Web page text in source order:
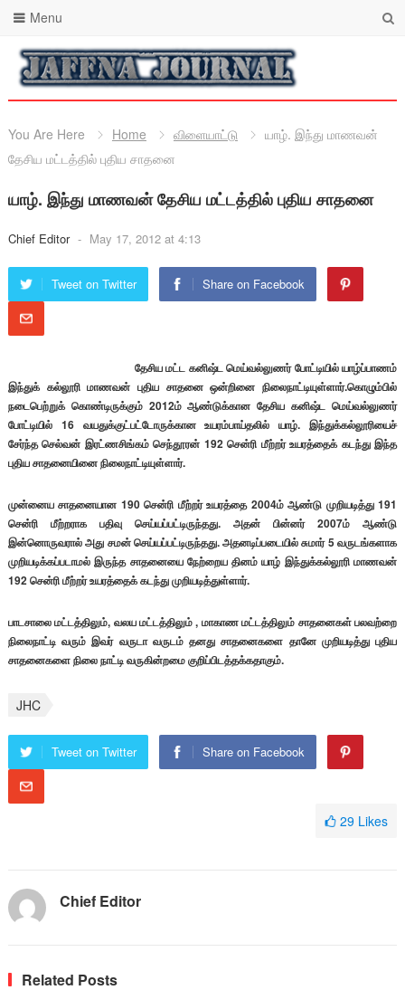
Menu
You Are Here Home விளையாட்டு
யாழ். இந்து மாணவன்
தேசிய மட்டத்தில் புதிய சாதனை
யாழ். இந்து மாணவன் தேசிய மட்டத்தில் புதிய சாதனை
Chief Editor - May 17, 2012 at 4:13
Tweet on Twitter Share on Facebook
தேசிய மட்ட கனிஷ்ட மெய்வல்லுணர் போட்டியில் யாழ்ப்பாணம்
இந்துக் கல்லூரி மாணவன் புதிய சாதனை ஒன்றினை நிலைநாட்டியுள்ளார்.கொழும்பில்
நடைபெற்றுக் கொண்டிருக்கும் 2012ம் ஆண்டுக்கான தேசிய கனிஷ்ட மெய்வல்லுணர்
போட்டியில் 16 வயதுக்குட்பட்டோருக்கான உயரம்பாய்தலில் யாழ். இந்துக்கல்லூரியைச்
சேர்ந்த செல்வன் இரட்ணசிங்கம் செந்தூரன் 192 சென்ரி மீற்றர் உயரத்தைக் கடந்து இந்த
புதிய சாதனையினை நிலைநாட்டியுள்ளார்.
முன்னைய சாதனையான 190 சென்ரி மீற்றர் உயரத்தை 2004ம் ஆண்டு முறியடித்து 191
சென்ரி மீற்றராக பதிவு செய்யப்பட்டிருந்தது. அதன் பின்னர் 2007ம் ஆண்டு
இன்னொருவரால் அது சமன் செய்யப்பட்டிருந்தது. அதனடிப்படையில் சுமார் 5 வருடங்களாக
முறியடிக்கப்படாமல் இருந்த சாதனையை நேற்றைய தினம் யாழ் இந்துக்கல்லூரி மாணவன்
192 சென்ரி மீற்றர் உயரத்தைக் கடந்து முறியடித்துள்ளார்.
பாடசாலை மட்டத்திலும், வலய மட்டத்திலும் , மாகாண மட்டத்திலும் சாதனைகள் பலவற்றை
நிலைநாட்டி வரும் இவர் வருடா வருடம் தனது சாதனைகளை தானே முறியடித்து புதிய
சாதனைகளை நிலை நாட்டி வருகின்றமை குறிப்பிடத்தக்கதாகும்.
JHC
Tweet on Twitter Share on Facebook
29 Likes
Chief Editor
Related Posts